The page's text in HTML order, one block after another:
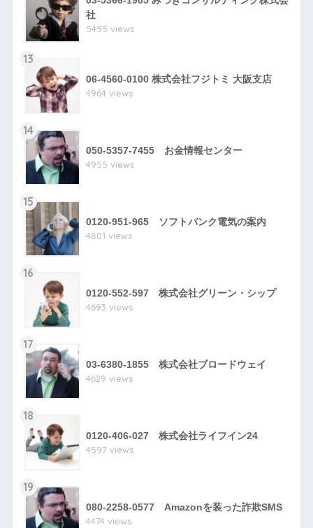
社
5455 views
13
06-4560-0100 株式会社フジトミ 大阪支店
4964 views
14
050-5357-7455 お金情報センター
4955 views
15
0120-951-965 ソフトバンク電気の案内
4801 views
16
0120-552-597 株式会社グリーン・シップ
4693 views
17
03-6380-1855 株式会社ブロードウェイ
4629 views
18
0120-406-027 株式会社ライフイン24
4597 views
19
080-2258-0577 Amazonを装った詐欺SMS
4474 views